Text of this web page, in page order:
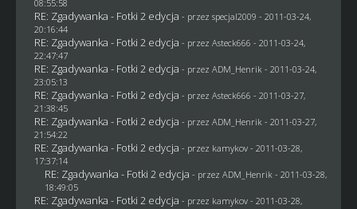
08:55:58
RE: Zgadywanka - Fotki 2 edycja - przez specjal2009 - 2011-03-24,
20:16:44
RE: Zgadywanka - Fotki 2 edycja - przez Asteck666 - 2011-03-24,
22:47:47
RE: Zgadywanka - Fotki 2 edycja - przez ADM_Henrik - 2011-03-24,
23:05:13
RE: Zgadywanka - Fotki 2 edycja - przez Asteck666 - 2011-03-27,
21:38:45
RE: Zgadywanka - Fotki 2 edycja - przez ADM_Henrik - 2011-03-27,
21:54:22
RE: Zgadywanka - Fotki 2 edycja - przez kamykov- 2011-03-28,
17:37:14
RE: Zgadywanka - Fotki 2 edycja - przez ADM_Henrik - 2011-03-28,
18:49:05
RE: Zgadywanka - Fotki 2 edycja - przez kamykov- 2011-03-28,